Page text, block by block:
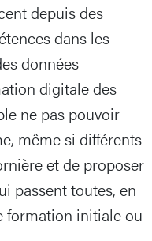
depuis des
dans les
données
digitale des
ne pas pouvoir
même si différents
et de proposer
passent toutes, en
formation initiale ou